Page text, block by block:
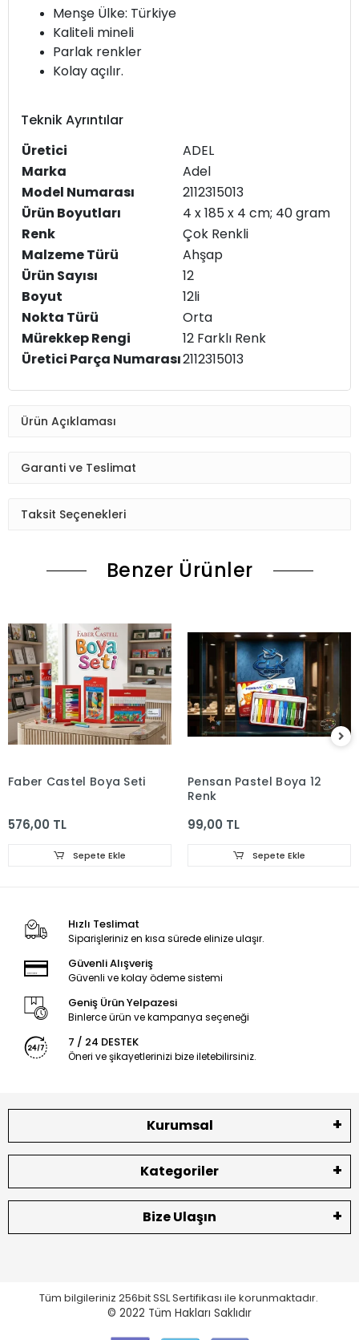
Menşe Ülke: Türkiye
Kaliteli mineli
Parlak renkler
Kolay açılır.
Teknik Ayrıntılar
Üretici
‎ADEL
Marka
‎Adel
Model Numarası
‎2112315013
Ürün Boyutları
‎4 x 185 x 4 cm; 40 gram
Renk
‎Çok Renkli
Malzeme Türü
‎Ahşap
Ürün Sayısı
‎12
Boyut
‎12li
Nokta Türü
‎Orta
Mürekkep Rengi
‎12 Farklı Renk
Üretici Parça Numarası‎2112315013
Ürün Açıklaması
Garanti ve Teslimat
Taksit Seçenekleri
Benzer Ürünler
Faber Castel Boya Seti
576,00 TL
Sepete Ekle
Pensan Pastel Boya 12
Renk
99,00 TL
Sepete Ekle
Hızlı Teslimat
Siparişleriniz en kısa sürede elinize ulaşır.
Güvenli Alışveriş
Güvenli ve kolay ödeme sistemi
Geniş Ürün Yelpazesi
Binlerce ürün ve kampanya seçeneği
7 / 24 DESTEK
Öneri ve şikayetlerinizi bize iletebilirsiniz.
Kurumsal
Kategoriler
Bize Ulaşın
Tüm bilgileriniz 256bit SSL Sertifikası ile korunmaktadır.
© 2022 Tüm Hakları Saklıdır